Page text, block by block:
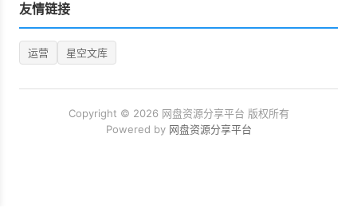
友情链接
运营 星空文库
Copyright © 2026 网盘资源分享平台 版权所有
Powered by 网盘资源分享平台